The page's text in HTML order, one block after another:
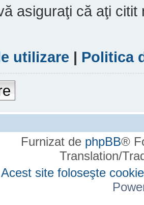
asiguraţi că aţi
utilizare | Politica
Furnizat de phpBB®
Translation/
Acest site foloseşte